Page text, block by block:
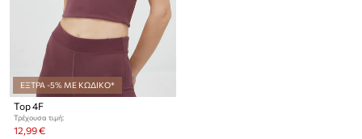
ΕΞΤΡΑ -5% ΜΕ ΚΩΔΙΚΟ*
Top 4F
Τρέχουσα τιμή:
12,99 €